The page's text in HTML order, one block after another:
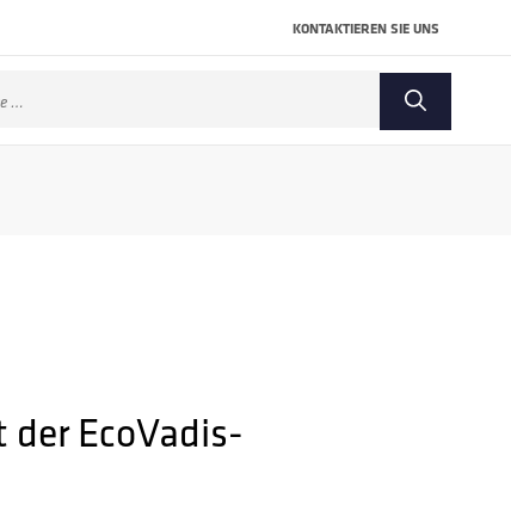
KONTAKTIEREN SIE UNS
EcoVadis-